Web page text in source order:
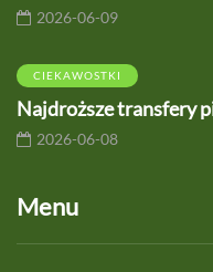
2026-06-09
CIEKAWOSTKI
Najdroższe transfery
2026-06-08
Menu